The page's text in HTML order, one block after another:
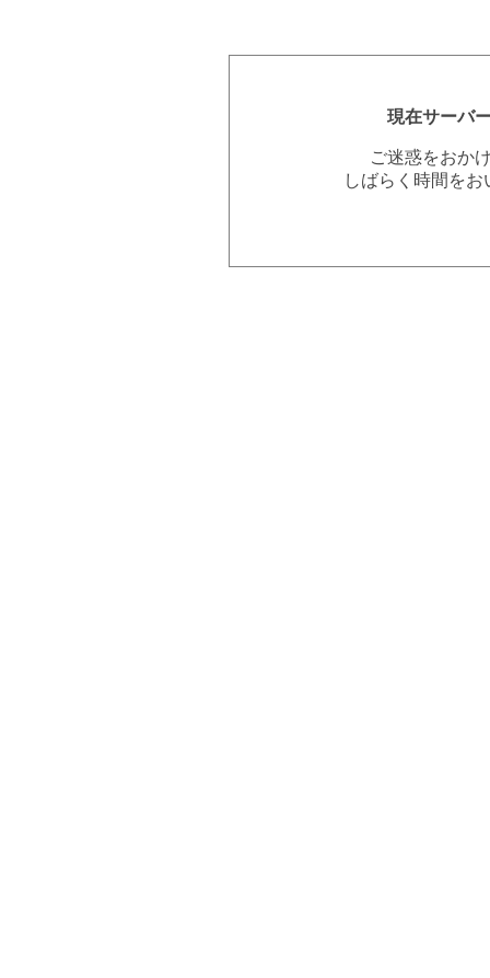
現在サーバ
ご迷惑をおか
しばらく時間を